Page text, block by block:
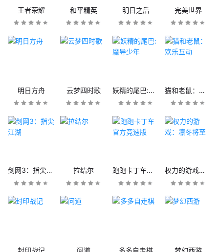
王者荣耀 和平精英 明日之后 完美世界
明日方舟 云梦四时歌 妖精的尾巴:魔导少年 猫和老鼠：欢乐互动
剑网3：指尖江湖 拉结尔 跑跑卡丁车官方竞速版 权力的游戏：凛冬将至